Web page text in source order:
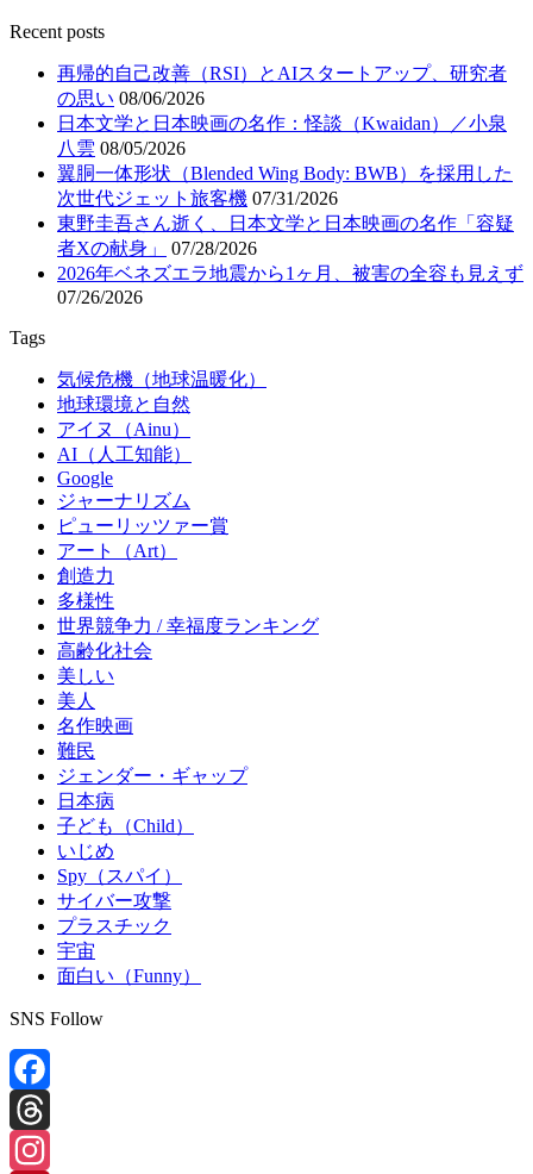
Recent posts
再帰的自己改善（RSI）とAIスタートアップ、研究者
の思い 08/06/2026
日本文学と日本映画の名作：怪談（Kwaidan）／小泉
八雲 08/05/2026
翼胴一体形状（Blended Wing Body: BWB）を採用した
次世代ジェット旅客機 07/31/2026
東野圭吾さん逝く、日本文学と日本映画の名作「容疑
者Xの献身」
07/28/2026
2026年ベネズエラ地震から1ヶ月、被害の全容も見えず
07/26/2026
Tags
気候危機（地球温暖化）
地球環境と自然
アイヌ（Ainu）
AI（人工知能）
Google
ジャーナリズム
ピューリッツァー賞
アート（Art）
創造力
多様性
世界競争力 / 幸福度ランキング
高齢化社会
美しい
美人
名作映画
難民
ジェンダー・ギャップ
日本病
子ども（Child）
いじめ
Spy（スパイ）
サイバー攻撃
プラスチック
宇宙
面白い（Funny）
SNS Follow
Facebook
Threads